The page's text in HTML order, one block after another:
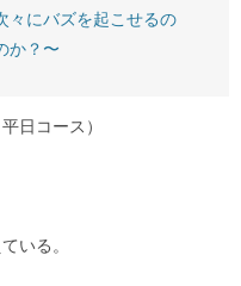
々にバズを起こせるの
か？〜
日コース）
いる。